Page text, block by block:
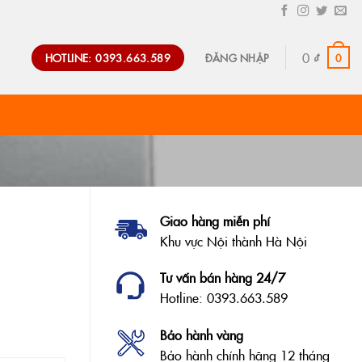
HOTLINE: 0393.663.589 ĐĂNG NHẬP 0 ₫ 0
Giao hàng miễn phí
Khu vực Nội thành Hà Nội
Tư vấn bán hàng 24/7
Hotline: 0393.663.589
Bảo hành vàng
Bảo hành chính hãng 12 tháng